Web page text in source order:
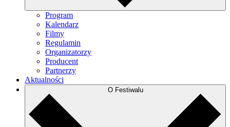
Program
Kalendarz
Filmy
Regulamin
Organizatorzy
Producent
Partnerzy
Aktualności
O Festiwalu